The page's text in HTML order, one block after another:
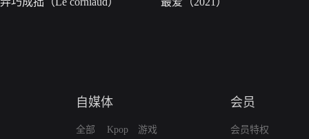
自媒体
全部
Kpop
游戏
会员
会员特权